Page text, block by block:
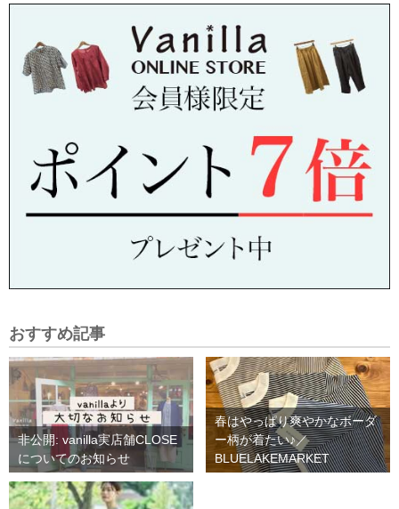
おすすめ記事
非公開: vanilla実店舗CLOSE
についてのお知らせ
春はやっぱり爽やかなボーダ
ー柄が着たい♪／
BLUELAKEMARKET